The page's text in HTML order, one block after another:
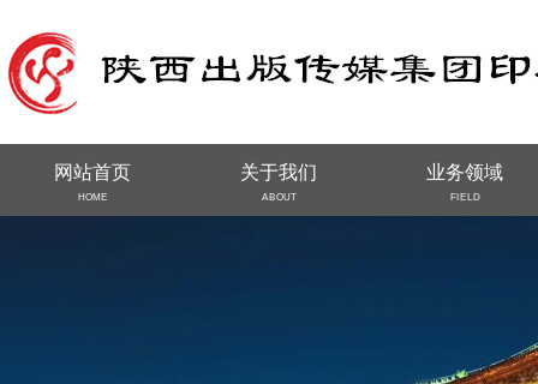
网站首页
HOME
关于我们
ABOUT
业务领域
FIELD